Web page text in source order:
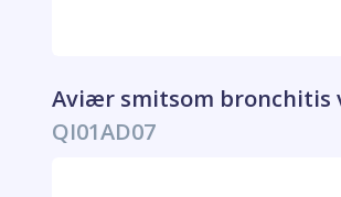
Aviær smitsom bronchitis
QI01AD07